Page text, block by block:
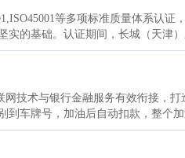
等多项标准质量体系认证
实的基础。认证期间，长城（天津
技术与银行金融服务有效衔接，
到车牌号，加油后自动扣款，整个